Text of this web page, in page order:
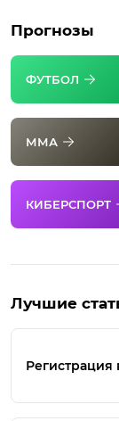
Прогнозы
ФУТБОЛ
ММА
КИБЕРСПОРТ
Лучшие
Регистрация